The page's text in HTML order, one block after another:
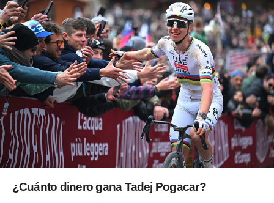
¿Cuánto dinero gana Tadej Pogacar?